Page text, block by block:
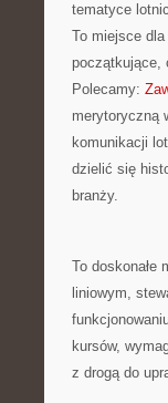
tematyce
To miejsce
początkujące,
Polecamy:
merytoryczną
komunikacji
dzielić się
branży.
To doskonałe
liniowym,
kursów,
z drogą do